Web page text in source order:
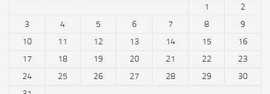
1
2
3
4 5 6 7 8
9
10
11 12 13 14 15
16
17
18 19 20 21 22
23
24
25 26 27 28 29
30